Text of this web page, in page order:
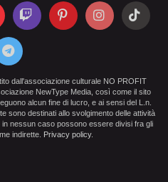
dall'associazione culturale NO PROFIT
NewType Media, così come il sito
alcun fine di lucro, e ai sensi del L.n.
sono destinati allo svolgimento delle attività
nessun caso possono essere divisi fra gli
indirette. Privacy policy.